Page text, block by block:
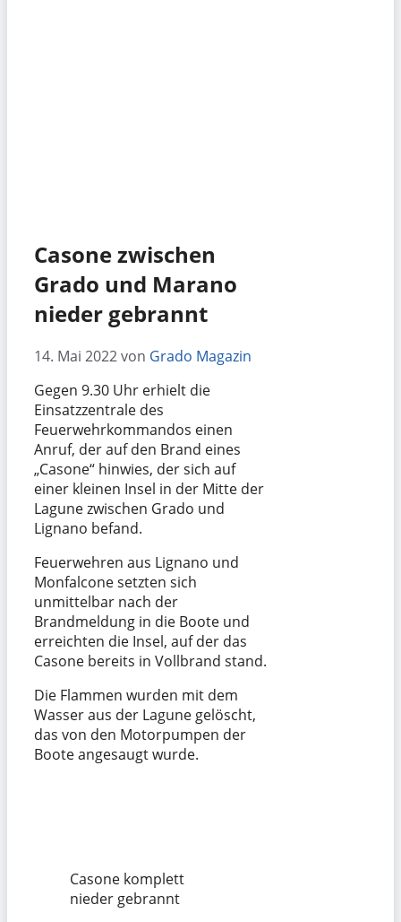
Casone zwischen
Grado und Marano
nieder gebrannt
14. Mai 2022von Grado Magazin
Gegen 9.30 Uhr erhielt die
Einsatzzentrale des
Feuerwehrkommandos einen
Anruf, der auf den Brand eines
„Casone“ hinwies, der sich auf
einer kleinen Insel in der Mitte der
Lagune zwischen Grado und
Lignano befand.
Feuerwehren aus Lignano und
Monfalcone setzten sich
unmittelbar nach der
Brandmeldung in die Boote und
erreichten die Insel, auf der das
Casone bereits in Vollbrand stand.
Die Flammen wurden mit dem
Wasser aus der Lagune gelöscht,
das von den Motorpumpen der
Boote angesaugt wurde.
Casone komplett
nieder gebrannt